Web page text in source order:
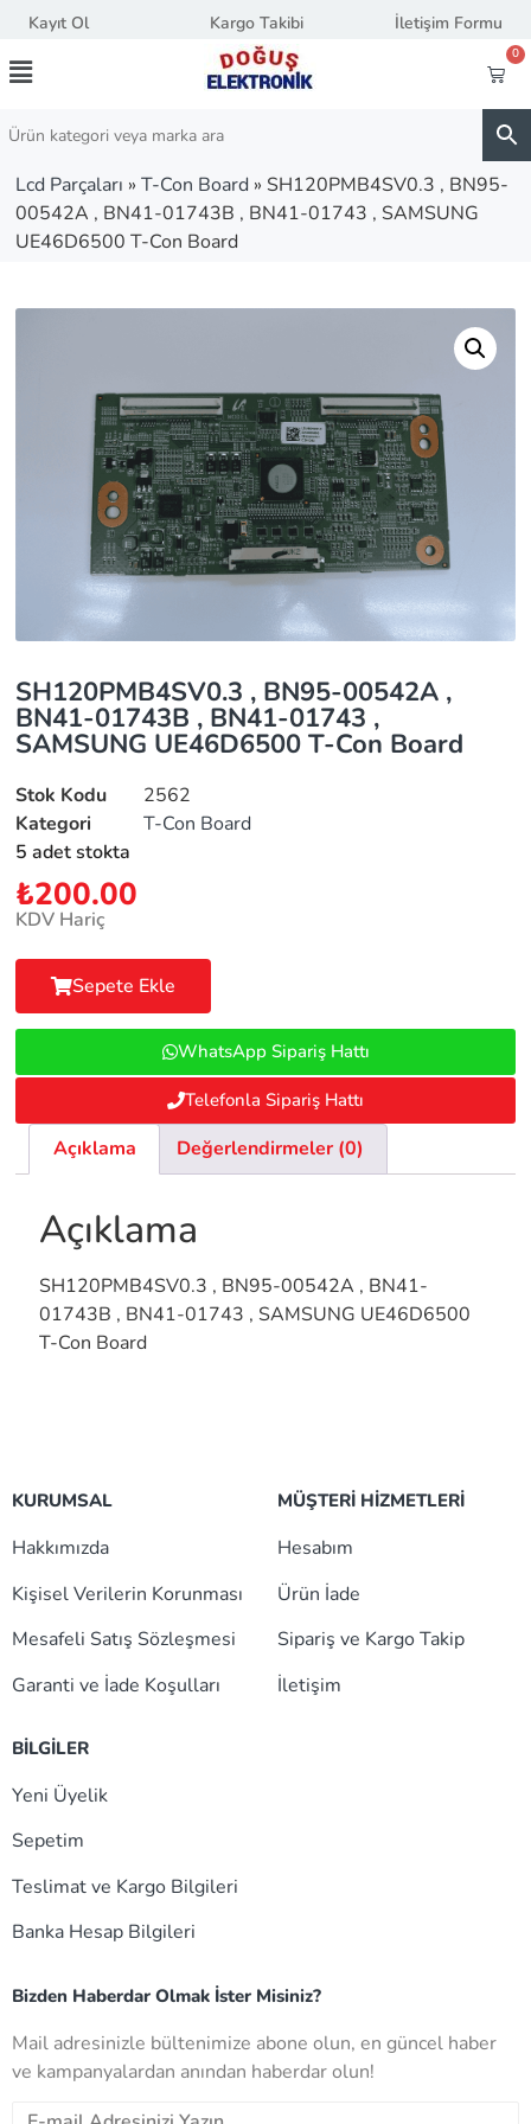
Kayıt Ol Kargo Takibi İletişim Formu
0
Lcd Parçaları » T-Con Board » SH120PMB4SV0.3 , BN95-
00542A , BN41-01743B , BN41-01743 , SAMSUNG
UE46D6500 T-Con Board
SH120PMB4SV0.3 , BN95-00542A ,
BN41-01743B , BN41-01743 ,
SAMSUNG UE46D6500 T-Con Board
Stok Kodu
2562
Kategori
T-Con Board
5 adet stokta
₺200.00
KDV Hariç
Sepete Ekle
WhatsApp Sipariş Hattı
Telefonla Sipariş Hattı
Açıklama Değerlendirmeler (0)
Açıklama
SH120PMB4SV0.3 , BN95-00542A , BN41-
01743B , BN41-01743 , SAMSUNG UE46D6500
T-Con Board
KURUMSAL
Hakkımızda
Kişisel Verilerin Korunması
Mesafeli Satış Sözleşmesi
Garanti ve İade Koşulları
MÜŞTERİ HİZMETLERİ
Hesabım
Ürün İade
Sipariş ve Kargo Takip
İletişim
BİLGİLER
Yeni Üyelik
Sepetim
Teslimat ve Kargo Bilgileri
Banka Hesap Bilgileri
Bizden Haberdar Olmak İster Misiniz?
Mail adresinizle bültenimize abone olun, en güncel haber
ve kampanyalardan anından haberdar olun!